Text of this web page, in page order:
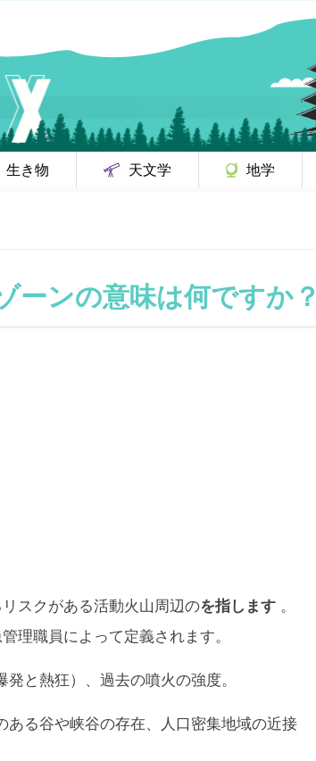
生き物 天文学 地学
ーンの意味は何ですか？
スクがある活動火山周辺のを指します 。
理職員によって定義されます。
と熱狂）、過去の噴火の強度。
ある谷や峡谷の存在、人口密集地域の近接